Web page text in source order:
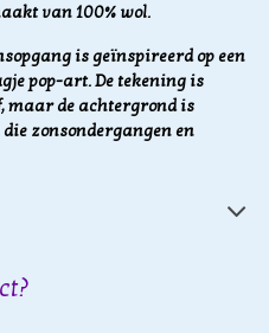
van 100% wol.
is geïnspireerd op een
pop-art. De tekening is
maar de achtergrond is
zonsondergangen en